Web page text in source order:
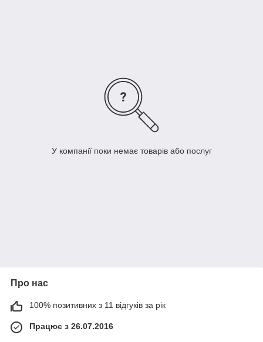
У компанії поки немає товарів або послуг
Про нас
100% позитивних з 11 відгуків за рік
Працює з 26.07.2016